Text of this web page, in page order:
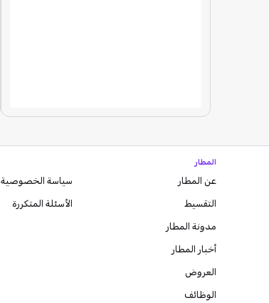
المطار
عن المطار
التقسيط
مدونة المطار
أخبار المطار
العروض
الوظائف
سياسة الخصوصية
الأسئلة المتكررة